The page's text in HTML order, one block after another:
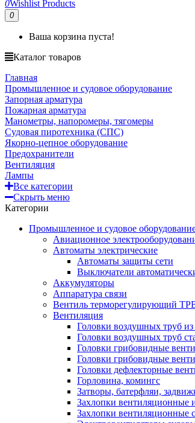
0Wishlist Products
0
Ваша корзина пуста!
Каталог товаров
Главная
Промышленное и судовое оборудование
Запорная арматура
Пожарная арматура
Манометры, напоромеры, тягомеры
Судовая пиротехника (СПС)
Якорно-цепное оборудование
Предохранители
Вентиляция
Лампы
Все категории
Скрыть меню
Категории
Промышленное и судовое
Авиационное
Автоматы электрические
Автоматы защиты сети
Выключатели
Аккумуляторы
Аппаратура связи
Вентиль терморегулирующий
Вентиляция
Головки воздушных труб
Головки воздушных труб
Головки грибовидные
Головки грибовидные
Головки дефлекторные
Горловина, комингс
Затворы, батерфляи,
Захлопки вентиляционные
Захлопки вентиляционные